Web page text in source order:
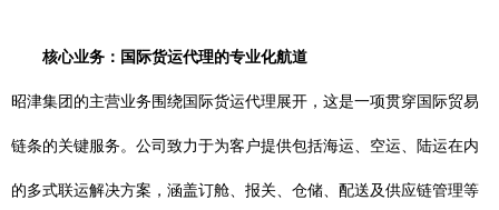
核心业务：国际货运代理的专业化航道
昭津集团的主营业务围绕国际货运代理展开，这是一项贯穿国际贸易
链条的关键服务。公司致力于为客户提供包括海运、空运、陆运在内
的多式联运解决方案，涵盖订舱、报关、仓储、配送及供应链管理等